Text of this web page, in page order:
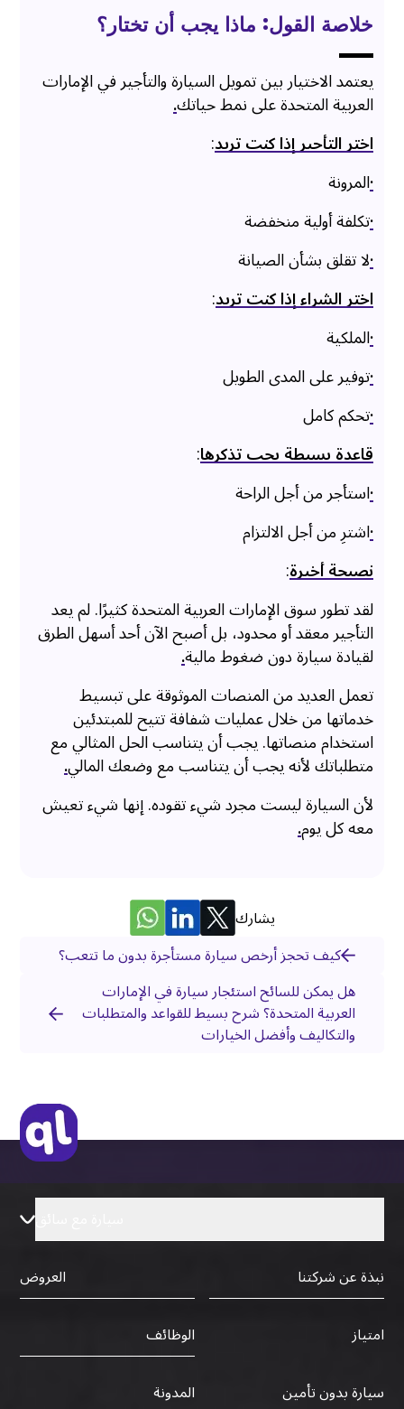
خلاصة القول: ماذا يجب أن تختار؟
يعتمد الاختيار بين تمويل السيارة والتأجير في الإمارات
العربية المتحدة على نمط حياتك.
اختر التأجير إذا كنت تريد:
·المرونة
·تكلفة أولية منخفضة
·لا تقلق بشأن الصيانة
اختر الشراء إذا كنت تريد:
·الملكية
·توفير على المدى الطويل
·تحكم كامل
قاعدة بسيطة يجب تذكرها:
·استأجر من أجل الراحة
·اشترِ من أجل الالتزام
نصيحة أخيرة:
لقد تطور سوق الإمارات العربية المتحدة كثيرًا. لم يعد
التأجير معقد أو محدود، بل أصبح الآن أحد أسهل الطرق
لقيادة سيارة دون ضغوط مالية.
تعمل العديد من المنصات الموثوقة على تبسيط
خدماتها من خلال عمليات شفافة تتيح للمبتدئين
استخدام منصاتها. يجب أن يتناسب الحل المثالي مع
متطلباتك لأنه يجب أن يتناسب مع وضعك المالي.
لأن السيارة ليست مجرد شيء تقوده. إنها شيء تعيش
معه كل يوم.
يشارك
كيف تحجز أرخص سيارة مستأجرة بدون ما تتعب؟
هل يمكن للسائح استئجار سيارة في الإمارات
العربية المتحدة؟ شرح بسيط للقواعد والمتطلبات
والتكاليف وأفضل الخيارات
نبذة عن شركتنا
العروض
امتياز
الوظائف
سيارة بدون تأمين
المدونة